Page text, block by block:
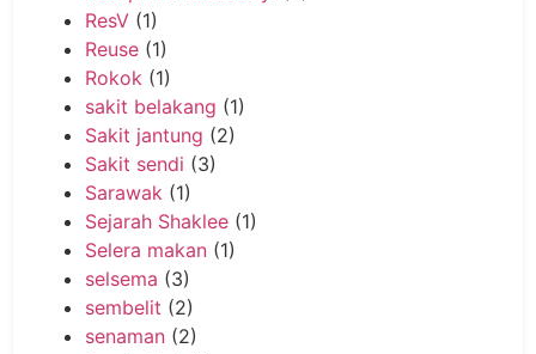
ResV (1)
Reuse (1)
Rokok (1)
sakit belakang (1)
Sakit jantung (2)
Sakit sendi (3)
Sarawak (1)
Sejarah Shaklee (1)
Selera makan (1)
selsema (3)
sembelit (2)
senaman (2)